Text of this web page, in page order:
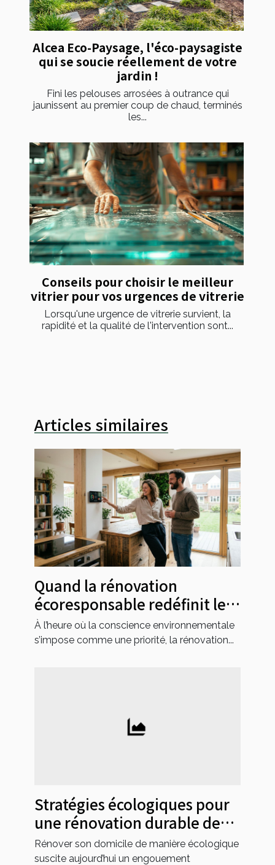
Alcea Eco-Paysage, l'éco-paysagiste
qui se soucie réellement de votre
jardin !
Fini les pelouses arrosées à outrance qui
jaunissent au premier coup de chaud, terminés
les...
Conseils pour choisir le meilleur
vitrier pour vos urgences de vitrerie
Lorsqu'une urgence de vitrerie survient, la
rapidité et la qualité de l'intervention sont...
Articles similaires
Quand la rénovation
écoresponsable redéfinit le
marché immobilier local
À l’heure où la conscience environnementale
s’impose comme une priorité, la rénovation...
Stratégies écologiques pour
une rénovation durable de
votre domicile
Rénover son domicile de manière écologique
suscite aujourd’hui un engouement